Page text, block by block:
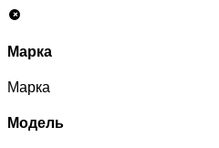
Марка
Марка
Модель